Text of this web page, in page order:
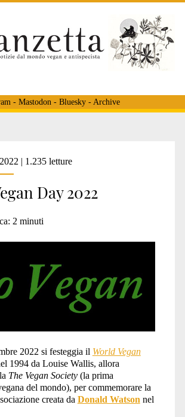
- Mastodon - Bluesky- Archive
| 1.235 letture
Day 2022
2 minuti
2022 si festeggia il World Vegan
1994 da Louise Wallis, allora
The Vegan Society (la prima
del mondo), per commemorare la
creata da Donald Watson nel